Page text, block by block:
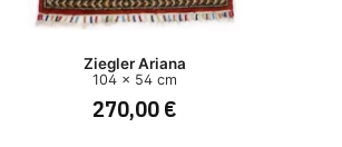
Ziegler Ariana
104 x 54 cm
270,00 €